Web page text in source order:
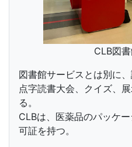
CLB図
図書館サービスとは別に
点字読書大会、クイズ、
る。
CLBは、医薬品のパッケ
可証を持つ。